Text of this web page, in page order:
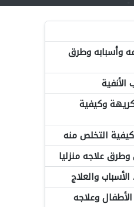
وأسبابه وطرق
الأنفية
وكيفية
التخلص منه
علاجه منزليا
والعلاج
وعلاجه